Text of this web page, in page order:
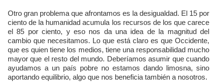
Otro gran problema que afrontamos es la desigualdad. El 15 por
ciento de la humanidad acumula los recursos de los que carece
el 85 por ciento, y eso nos da una idea de la magnitud del
cambio que necesitamos. Lo que está claro es que Occidente,
que es quien tiene los medios, tiene una responsabilidad mucho
mayor que el resto del mundo. Deberíamos asumir que cuando
ayudamos a un país pobre no estamos dando limosna, sino
aportando equilibrio, algo que nos beneficia también a nosotros.